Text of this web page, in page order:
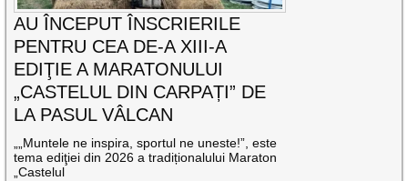
AU ÎNCEPUT ÎNSCRIERILE
PENTRU CEA DE-A XIII-A
EDIŢIE A MARATONULUI
„CASTELUL DIN CARPAȚI” DE
LA PASUL VÂLCAN
„„Muntele ne inspira, sportul ne uneste!”, este
tema ediţiei din 2026 a tradiționalului Maraton
„Castelul